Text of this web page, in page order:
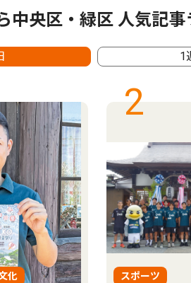
中央区・緑区 人気記事
1
化
2
スポーツ